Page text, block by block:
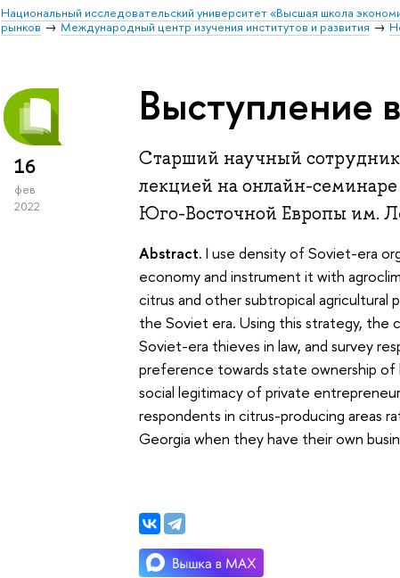
Национальный исследовательский университет «Высшая школа
рынков
Международный центр изучения институтов и развития
16
фев
2022
Выступление
Старший научный
лекцией на онлайн-
Юго-Восточной Европы им.
Abstract. I use density of Soviet-era
economy and instrument it with
citrus and other subtropical agricultural
the Soviet era. Using this strategy, the
Soviet-era thieves in law, and survey
preference towards state ownership of
social legitimacy of private
respondents in citrus-producing areas
Georgia when they have their own